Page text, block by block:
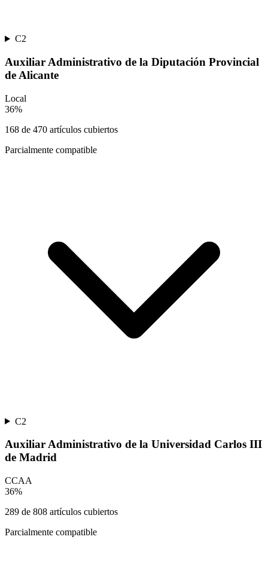
C2
Auxiliar Administrativo de la Diputación Provincial
de Alicante
Local
36%
168 de 470 artículos cubiertos
Parcialmente compatible
C2
Auxiliar Administrativo de la Universidad Carlos III
de Madrid
CCAA
36%
289 de 808 artículos cubiertos
Parcialmente compatible